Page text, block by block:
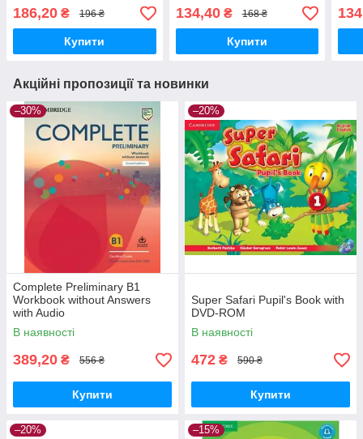
Readers)
186,20 ₴ 196 ₴
Купити
134,40₴ 168 ₴
Купити
Акційні пропозиції та новинки
–30%
Complete Preliminary В1
Workbook without Answers
with Audio
В наявності
389,20 ₴ 556 ₴
Купити
–20%
Super Safari Pupil's Book with
DVD-ROM
В наявності
472 ₴ 590 ₴
Купити
–20% –15%